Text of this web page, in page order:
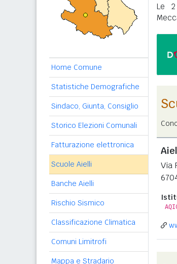
Home Comune
Statistiche Demografiche
Sindaco, Giunta, Consiglio
Storico Elezioni Comunali
Fatturazione elettronica
Scuole Aielli
Banche Aielli
Rischio Sismico
Classificazione Climatica
Comuni Limitrofi
Mappa e Stradario
Le
Via